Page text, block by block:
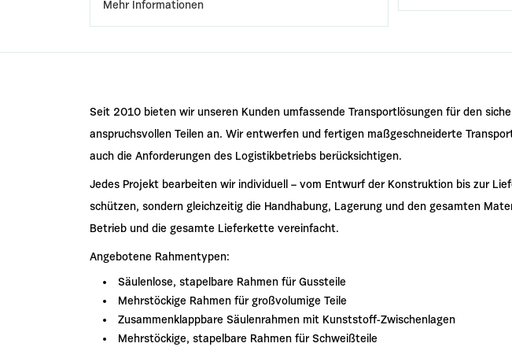
Mehr Informationen
Seit 2010 bieten wir unseren Kunden umfassende Transportlösungen für den
anspruchsvollen Teilen an. Wir entwerfen und fertigen maßgeschneiderte
auch die Anforderungen des Logistikbetriebs berücksichtigen.
Jedes Projekt bearbeiten wir individuell – vom Entwurf der Konstruktion bis zur
schützen, sondern gleichzeitig die Handhabung, Lagerung und den gesamten
Betrieb und die gesamte Lieferkette vereinfacht.
Angebotene Rahmentypen:
Säulenlose, stapelbare Rahmen für Gussteile
Mehrstöckige Rahmen für großvolumige Teile
Zusammenklappbare Säulenrahmen mit Kunststoff-Zwischenlagen
Mehrstöckige, stapelbare Rahmen für Schweißteile